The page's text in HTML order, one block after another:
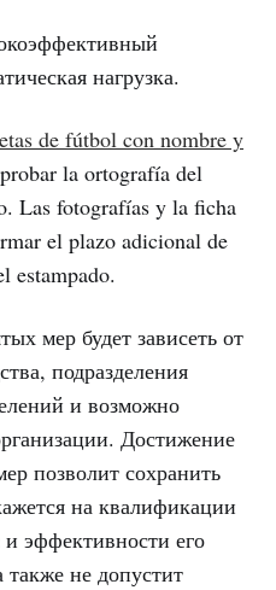
нагрузка.
de fútbol con nombre y
la ortografía del
Las fotografías y la ficha
el plazo adicional de
estampado.
мер будет зависеть от
подразделения
и возможно
Достижение
позволит сохранить
на квалификации
и эффективности его
также не допустит